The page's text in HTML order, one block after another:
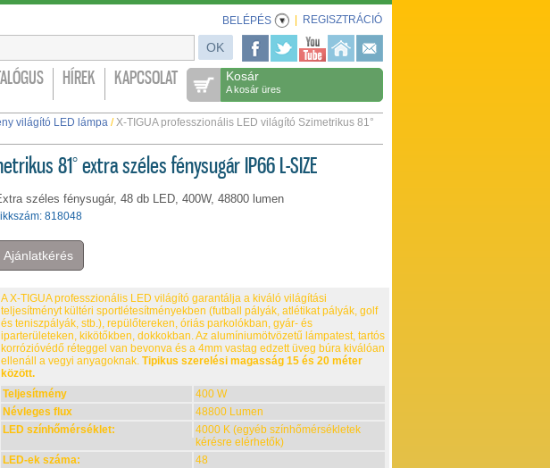
BELÉPÉS REGISZTRÁCIÓ
HÍREK KAPCSOLAT Kosár
A kosár üres
világító LED lámpa /X-TIGUA professzionális LED világító Szimetrikus 81°
81° extra széles fénysugár IP66 L-SIZE
széles fénysugár, 48 db LED, 400W, 48800 lumen
818048
Ajánlatkérés
A X-TIGUA professzionális LED világító garantálja a kiváló világítási
teljesítményt kültéri sportlétesítményekben (futball pályák, atlétikat pályák, golf
és teniszpályák, stb.), repülőtereken, óriás parkolókban, gyár- és
iparterületeken, kikötőkben, dokkokban. Az alumíniumötvözetű lámpatest, tartós
korrózióvédő réteggel van bevonva és a 4mm vastag edzett üveg búra kiválóan
ellenáll a vegyi anyagoknak. Tipikus szerelési magasság 15 és 20 méter
között.
Teljesítmény
400 W
Névleges flux
48800 Lumen
LED színhőmérséklet:
4000 K (egyéb színhőmérsékletek
kérésre elérhetők)
LED-ek száma:
48